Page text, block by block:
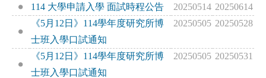
114 大學申請入學 面試時程公告
20250514 20250614
《5月12日》114學年度研究所博
士班入學口試通知
20250505 20250528
《5月12日》114學年度研究所博
士班入學口試通知
20250505 20250531